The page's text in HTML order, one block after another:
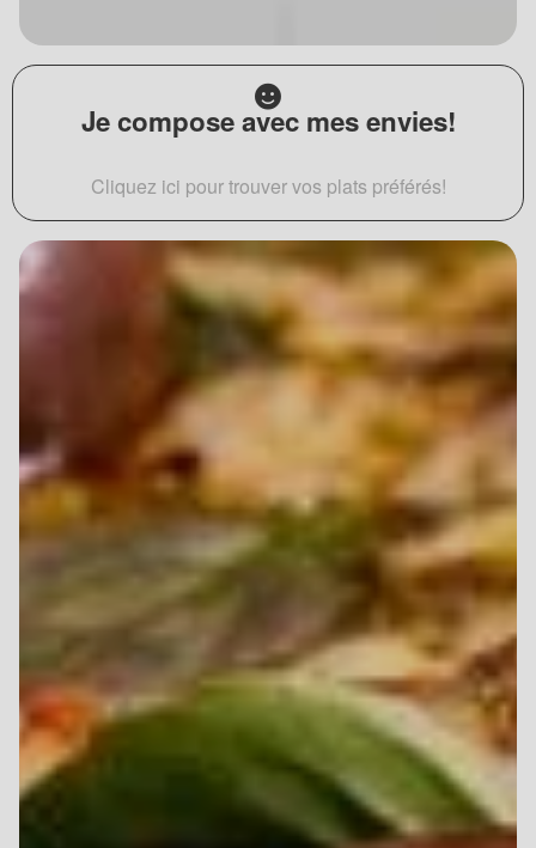
Je compose avec mes envies!
Cliquez ici pour trouver vos plats préférés!